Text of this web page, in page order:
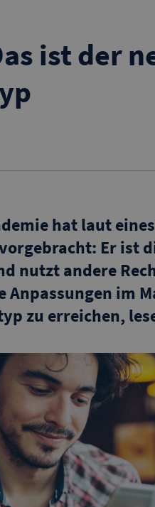
ist der
hat laut
Er ist
nutzt andere
Anpassungen im
zu erreichen,